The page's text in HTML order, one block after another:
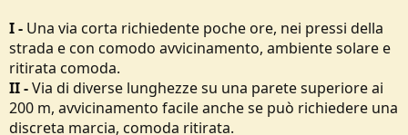
I - Una via corta richiedente poche ore, nei pressi della
strada e con comodo avvicinamento, ambiente solare e
ritirata comoda.
II -Via di diverse lunghezze su una parete superiore ai
200 m, avvicinamento facile anche se può richiedere una
discreta marcia, comoda ritirata.